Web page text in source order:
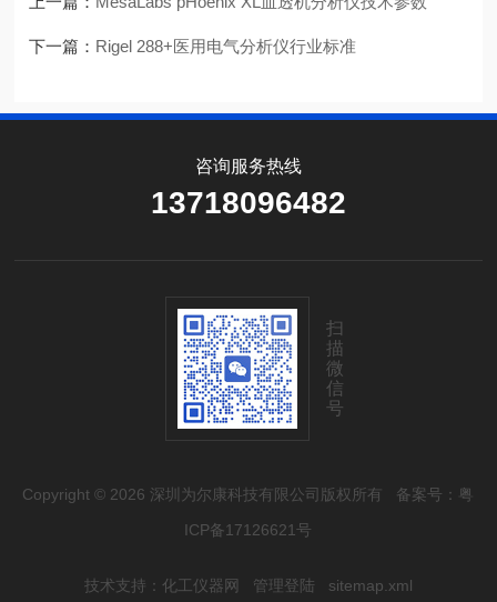
下一篇： Rigel 288+医用电气分析仪行业标准
咨询服务热线
13718096482
扫
描
微
信
号
Copyright © 2026 深圳为尔康科技有限公司版权所有 备案号：粤
ICP备17126621号
技术支持： 化工仪器网 管理登陆 sitemap.xml